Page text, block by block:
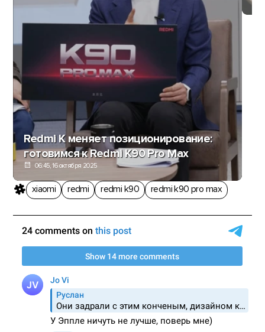
Redmi K меняет позиционирование:
готовимся к Redmi K90 Pro Max
06:45, 16 октября 2025
xiaomi redmi redmi k90 redmi k90 pro max